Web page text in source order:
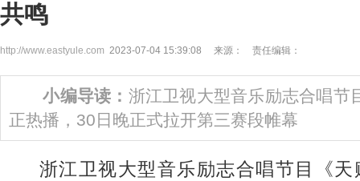
共鸣
http://www.eastyule.com 2023-07-04 15:39:08 来源： 责任编辑：
小编导读： 浙江卫视大型音乐励志合唱节
正热播，30日晚正式拉开第三赛段帷幕
浙江卫视大型音乐励志合唱节目《天